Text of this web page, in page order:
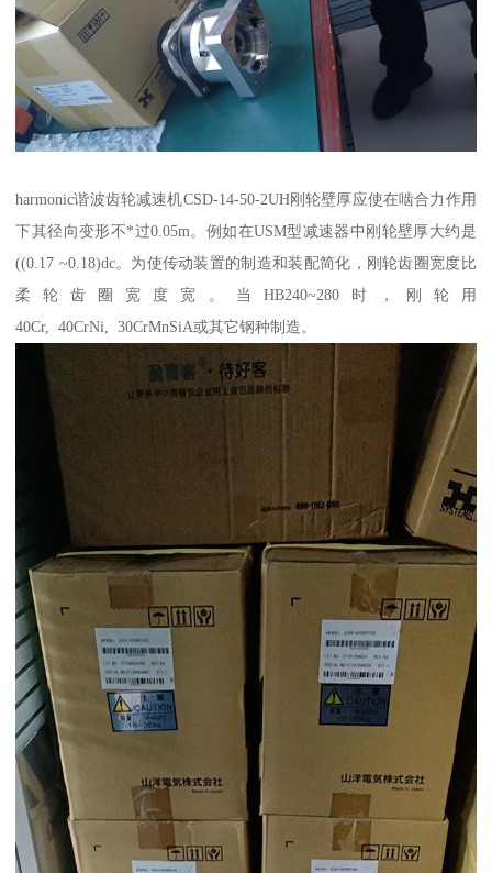
harmonic谐波齿轮减速机CSD-14-50-2UH刚轮壁厚应使在啮合力作用
下其径向变形不*过0.05m。例如在USM型减速器中刚轮壁厚大约是
((0.17 ~0.18)dc。为使传动装置的制造和装配简化，刚轮齿圈宽度比
柔轮齿圈宽度宽。当HB240~280时，刚轮用
40Cr, 40CrNi, 30CrMnSiA或其它钢种制造。